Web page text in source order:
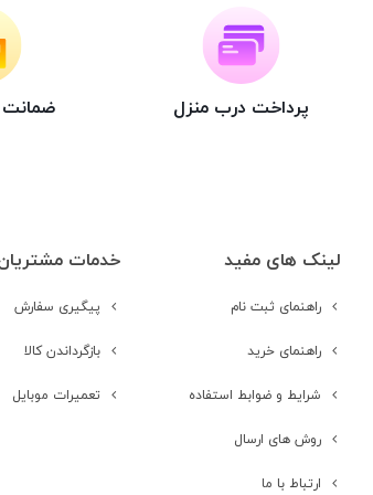
پرداخت درب منزل ضمانت
لینک های مفید
راهنمای ثبت نام
راهنمای خرید
شرایط و ضوابط استفاده
روش های ارسال
ارتباط با ما
خدمات
پیگیری سفارش
بازگرداندن کالا
تعمیرات موبایل